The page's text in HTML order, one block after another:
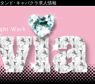
ンド･キャバクラ求人情報